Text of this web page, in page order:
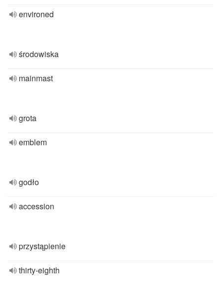
environed
środowiska
mainmast
grota
emblem
godło
accession
przystąpienie
thirty-eighth